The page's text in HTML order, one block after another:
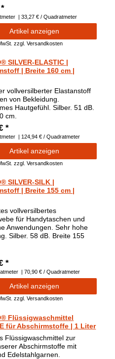
| 33,27 € / Quadratmeter
Artikel anzeigen
zzgl.Versandkosten
SILVER-ELASTIC |
| Breite 160 cm |
vollversilberter Elastanstoff
von Bekleidung.
Hautgefühl. Silber. 51 dB.
cm.
*
| 124,94 € / Quadratmeter
Artikel anzeigen
zzgl.Versandkosten
SILVER-SILK |
| Breite 155 cm |
vollversilbertes
für Handytaschen und
Anwendungen. Sehr hohe
Silber. 58 dB. Breite 155
*
| 70,90 € / Quadratmeter
Artikel anzeigen
zzgl.Versandkosten
Flüssigwaschmittel
für Abschirmstoffe | 1 Liter
Flüssigwaschmittel zur
Abschirmstoffe mit
Edelstahlgarnen.